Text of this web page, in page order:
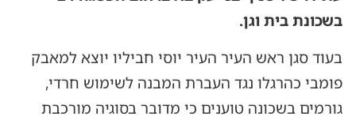
בשכונת בית וגן.
בעוד סגן ראש העיר העיר יוסי חביליו יוצא למאבק
פומבי כהרגלו נגד העברת המבנה לשימוש חרדי,
גורמים בשכונה טוענים כי מדובר בסוגיה מורכבת